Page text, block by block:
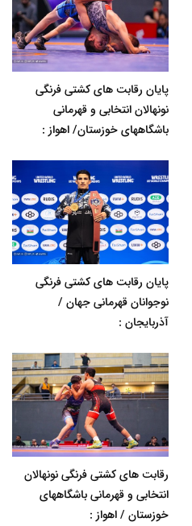
پایان رقابت های کشتی فرنگی
نونهالان انتخابی و قهرمانی
باشگاههای خوزستان/ اهواز :
پایان رقابت های کشتی فرنگی
نوجوانان قهرمانی جهان /
آذربایجان :
رقابت های کشتی فرنگی نونهالان
انتخابی و قهرمانی باشگاههای
خوزستان / اهواز :